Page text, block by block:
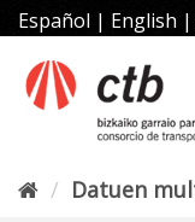
Joan
edukira
Español | English |
Datuen